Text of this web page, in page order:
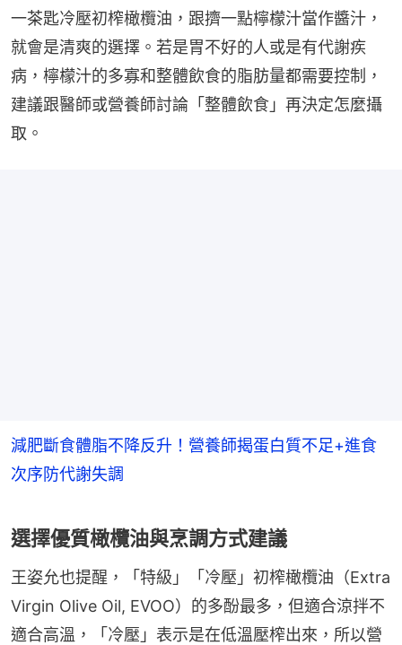
一茶匙冷壓初榨橄欖油，跟擠一點檸檬汁當作醬汁，
就會是清爽的選擇。若是胃不好的人或是有代謝疾
病，檸檬汁的多寡和整體飲食的脂肪量都需要控制，
建議跟醫師或營養師討論「整體飲食」再決定怎麼攝
取。
減肥斷食體脂不降反升！營養師揭蛋白質不足+進食
次序防代謝失調
選擇優質橄欖油與烹調方式建議
王姿允也提醒，「特級」「冷壓」初榨橄欖油（Extra
Virgin Olive Oil, EVOO）的多酚最多，但適合涼拌不
適合高溫，「冷壓」表示是在低溫壓榨出來，所以營